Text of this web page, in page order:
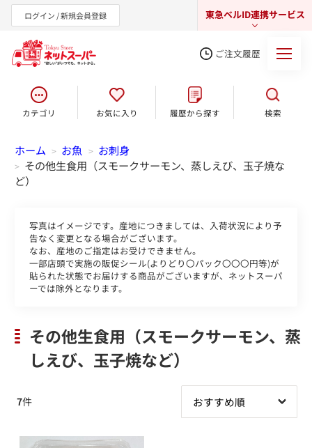
ログイン / 新規会員登録 東急ベルID連携サービス
東急オンラインショップ
ご注文履歴
カテゴリ お気に入り 履歴から探す 検索
ホーム > お魚 > お刺身
> その他生食用（スモークサーモン、蒸しえび、玉子焼な
ど）
写真はイメージです。産地につきましては、入荷状況により予
告なく変更となる場合がございます。
なお、産地のご指定はお受けできません。
一部店頭で実施の販促シール(よりどり〇パック〇〇〇円等)が
貼られた状態でお届けする商品がございますが、ネットスーパ
ーでは除外となります。
その他生食用（スモークサーモン、蒸
しえび、玉子焼など）
7件